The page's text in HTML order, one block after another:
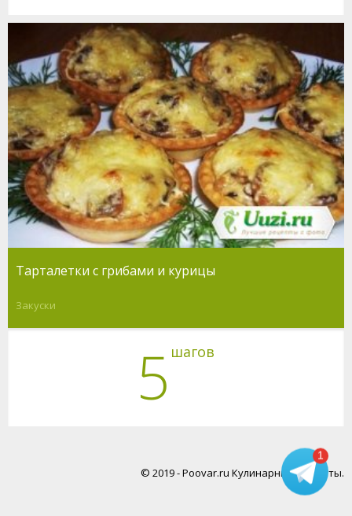
Тарталетки с грибами и курицы
Закуски
5 шагов
© 2019 - Poovar.ru Кулинарные рецепты.
1